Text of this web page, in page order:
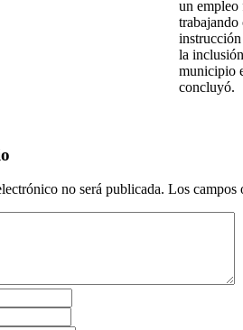
un empleo
trabajando
la
municipio
concluyó.
no será publicada. Los campos